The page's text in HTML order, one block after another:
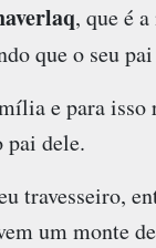
, que é
que o seu
e para isso
pai dele.
travesseiro,
um monte